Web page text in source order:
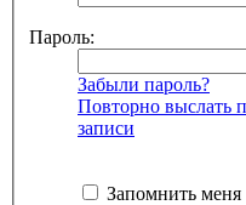
Пароль:
Забыли пароль?
Повторно выслать
записи
Запомнить меня